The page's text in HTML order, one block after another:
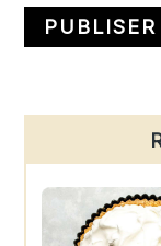
Sidebar